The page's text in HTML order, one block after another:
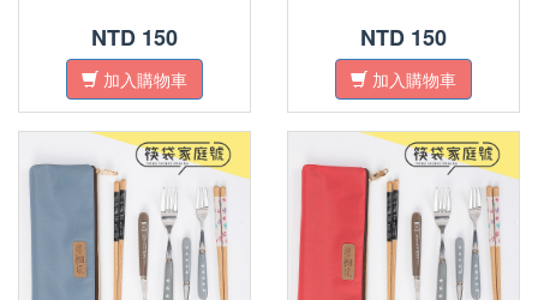
尺寸上適合四口之家外出使用．
NTD 150
加入購物車
尺寸上適合四口之家外出使用．
NTD 150
加入購物車